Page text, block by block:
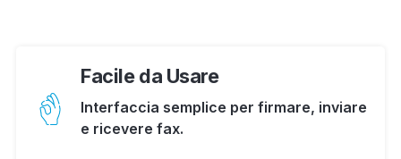
Facile da Usare
Interfaccia semplice per firmare, inviare
e ricevere fax.